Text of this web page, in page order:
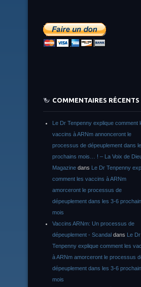
COMMENTAIRES RÉCENTS
Le Dr Tenpenny explique comment
vaccins à ARNm annonceront le
processus de dépeuplement dans
prochains mois… ! – La Voix de
Magazine dans Le Dr Tenpenny
comment les vaccins à ARNm
amorceront le processus de
dépeuplement dans les 3-6
mois
Vaccins ARNm: Un processus de
dépeuplement - Scandal dans Le Dr
Tenpenny explique comment les
à ARNm amorceront le processus
dépeuplement dans les 3-6
mois